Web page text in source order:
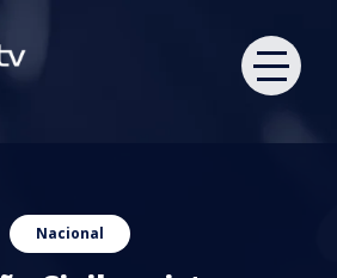
Nacional